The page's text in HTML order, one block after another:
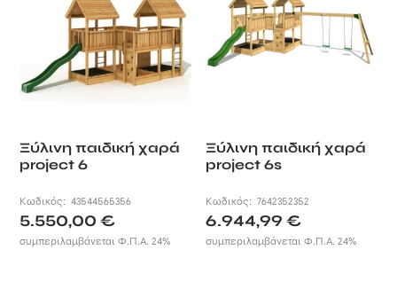
Ξύλινη παιδική χαρά
project 6
Κωδικός:43544565356
5.550,00€
συμπεριλαμβάνεται Φ.Π.Α. 24%
Ξύλινη παιδική χαρά
project 6s
Κωδικός:7642352352
6.944,99€
συμπεριλαμβάνεται Φ.Π.Α. 24%